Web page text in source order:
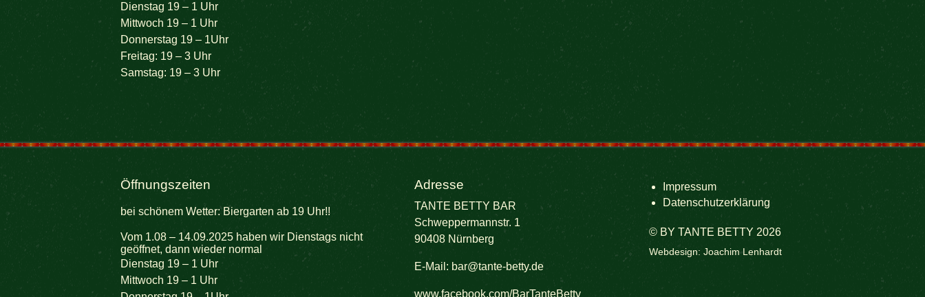
Dienstag 19 – 1 Uhr
Mittwoch 19 – 1 Uhr
Donnerstag 19 – 1Uhr
Freitag: 19 – 3 Uhr
Samstag: 19 – 3 Uhr
Öffnungszeiten
bei schönem Wetter: Biergarten ab 19 Uhr!!
Vom 1.08 – 14.09.2025 haben wir Dienstags nicht
geöffnet, dann wieder normal
Dienstag 19 – 1 Uhr
Mittwoch 19 – 1 Uhr
Adresse
TANTE BETTY BAR
Schweppermannstr. 1
90408 Nürnberg
E-Mail: bar@tante-betty.de
www.facebook.com/BarTanteBetty
Impressum
Datenschutzerklärung
© BY TANTE BETTY 2026
Webdesign: Joachim Lenhardt